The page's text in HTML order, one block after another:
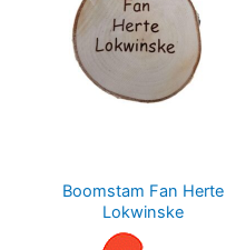
Boomstam Fan Herte
Lokwinske